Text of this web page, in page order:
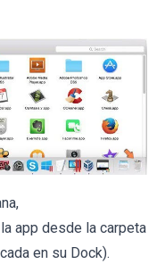
app desde la carpeta
en su Dock).